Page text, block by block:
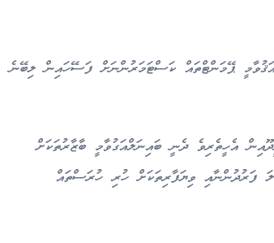
ޕޭމަންޓްތައް ކަސްޓަމަރުންނަށް ފަސޭހައިން ލިބޭނެ
އެހީތެރިވެ ދެނީ ބައިނަލްއަގުވާމީ ބާޒާރުތަކަށް
ފަރުދުންނާއި ވިޔަފާރިތަކަށް ހުރި ހުރަސްތައް